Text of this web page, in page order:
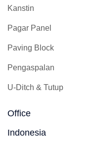
Kanstin
Pagar Panel
Paving Block
Pengaspalan
U-Ditch & Tutup
Office
Indonesia